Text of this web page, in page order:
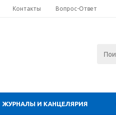
Контакты Вопрос-Ответ
ЖУРНАЛЫ И КАНЦЕЛЯРИЯ